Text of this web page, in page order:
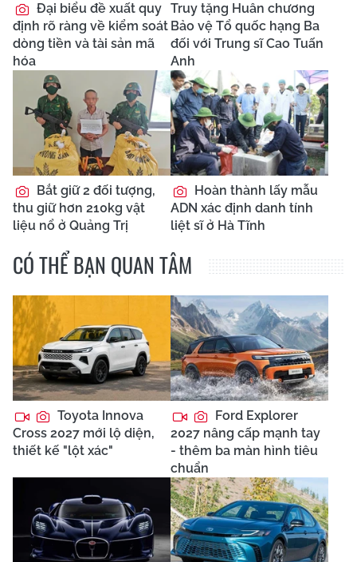
Đại biểu đề xuất quy
định rõ ràng về kiểm soát
dòng tiền và tài sản mã
hóa
Truy tặng Huân chương
Bảo vệ Tổ quốc hạng Ba
đối với Trung sĩ Cao Tuấn
Anh
Bắt giữ 2 đối tượng,
thu giữ hơn 210kg vật
liệu nổ ở Quảng Trị
Hoàn thành lấy mẫu
ADN xác định danh tính
liệt sĩ ở Hà Tĩnh
CÓ THỂ BẠN QUAN TÂM
Toyota Innova
Cross 2027 mới lộ diện,
thiết kế "lột xác"
Ford Explorer
2027 nâng cấp mạnh tay
- thêm ba màn hình tiêu
chuẩn